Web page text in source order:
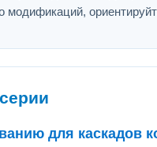
модификаций,
для каскадов